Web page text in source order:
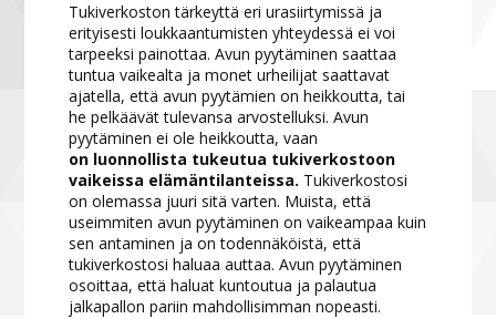
Tukiverkoston tärkeyttä eri urasiirtymissä ja
erityisesti loukkaantumisten yhteydessä ei voi
tarpeeksi painottaa. Avun pyytäminen saattaa
tuntua vaikealta ja monet urheilijat saattavat
ajatella, että avun pyytämien on heikkoutta, tai
he pelkäävät tulevansa arvostelluksi. Avun
pyytäminen ei ole heikkoutta, vaan
on luonnollista tukeutua tukiverkostoon
vaikeissa elämäntilanteissa. Tukiverkostosi
on olemassa juuri sitä varten. Muista, että
useimmiten avun pyytäminen on vaikeampaa kuin
sen antaminen ja on todennäköistä, että
tukiverkostosi haluaa auttaa. Avun pyytäminen
osoittaa, että haluat kuntoutua ja palautua
jalkapallon pariin mahdollisimman nopeasti.